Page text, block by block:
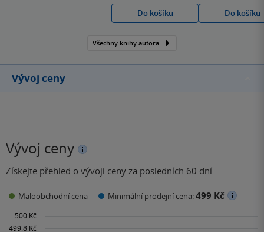
pražském Divadle Na
zábradlí. Překládá z
Do košíku Do košíku
Všechny knihy autora
Vývoj ceny
Vývoj ceny
Získejte přehled o vývoji ceny za posledních 60 dní.
Maloobchodní cena Minimální prodejní cena:499 Kč